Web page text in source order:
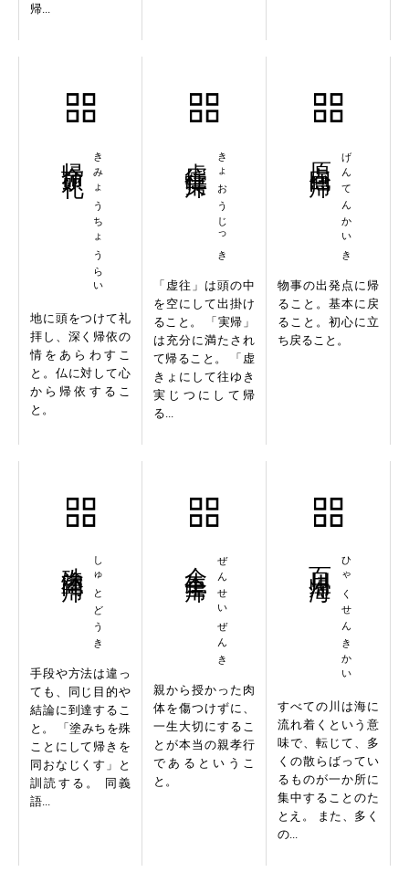
帰...
きみょうちょうらい
地に頭をつけて礼
拝し、深く帰依の
情をあらわすこ
と。仏に対して心
から帰依するこ
と。
きょおうじっき
「虚往」は頭の中
を空にして出掛け
ること。 「実帰」
は充分に満たされ
て帰ること。 「虚
きょにして往ゆき
実じつにして帰
る...
げんてんかいき
物事の出発点に帰
ること。基本に戻
ること。初心に立
ち戻ること。
しゅとどうき
手段や方法は違っ
ても、同じ目的や
結論に到達するこ
と。 「塗みちを殊
ことにして帰きを
同おなじくす」と
訓読する。 同義
語...
ぜんせいぜんき
親から授かった肉
体を傷つけずに、
一生大切にするこ
とが本当の親孝行
であるというこ
と。
ひゃくせんきかい
すべての川は海に
流れ着くという意
味で、転じて、多
くの散らばってい
るものが一か所に
集中することのた
とえ。 また、多く
の...